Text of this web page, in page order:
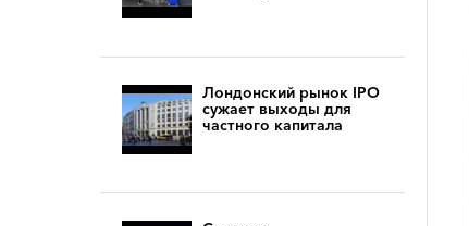
Лондонский рынок IPO
сужает выходы для
частного капитала